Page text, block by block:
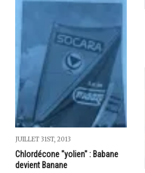
JUILLET 31ST, 2013
Chlordécone "yolien" : Babane
devient Banane